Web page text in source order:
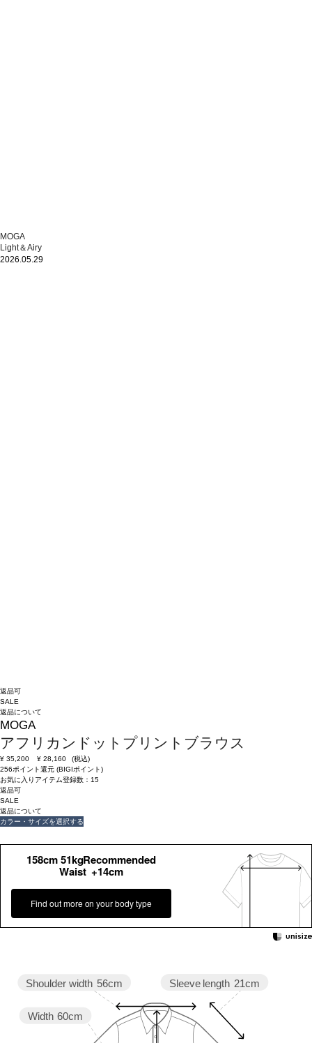
MOGA
Light＆Airy
2026.05.29
返品可
SALE
返品について
MOGA
アフリカンドットプリントブラウス
¥ 35,200 ¥ 28,160
(税込)
256ポイント還元 (BIGIポイント)
お気に入りアイテム登録数： 15
返品可
SALE
返品について
カラー・サイズを選択する
158cm 51kgRecommended
Waist +14cm
Find out more on your body type
Sleeve length 21cm
Width 60cm
Shoulder width 56cm